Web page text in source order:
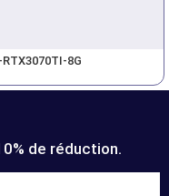
8G
de réduction.